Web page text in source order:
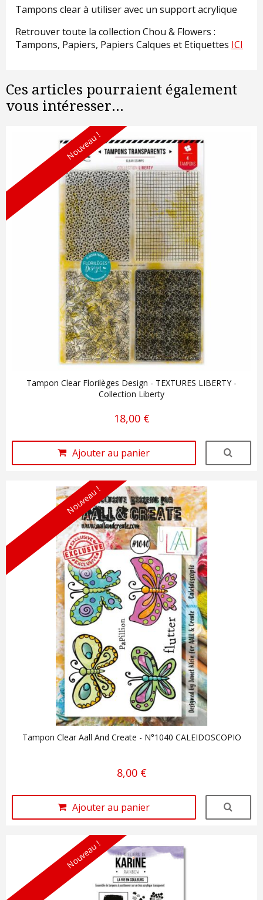
Tampons clear à utiliser avec un support acrylique
Retrouver toute la collection Chou & Flowers :
Tampons, Papiers, Papiers Calques et Etiquettes ICI
Ces articles pourraient également
vous intéresser...
Nouveau !
Tampon Clear Florilèges Design - TEXTURES LIBERTY -
Collection Liberty
18,00 €
Ajouter au panier
Nouveau !
Tampon Clear Aall And Create - N°1040 CALEIDOSCOPIO
8,00 €
Ajouter au panier
Nouveau !